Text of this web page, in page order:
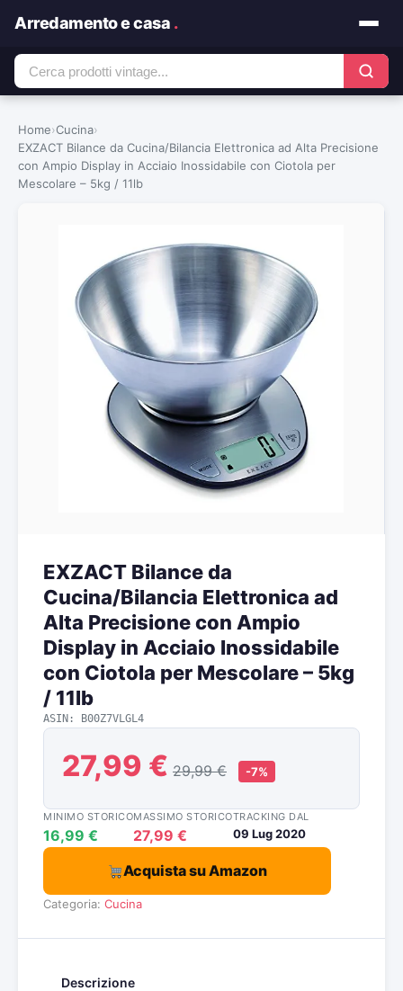
Arredamento e casa .
Home›Cucina›
EXZACT Bilance da Cucina/Bilancia Elettronica ad Alta Precisione
con Ampio Display in Acciaio Inossidabile con Ciotola per
Mescolare – 5kg / 11lb
EXZACT Bilance da
Cucina/Bilancia Elettronica ad
Alta Precisione con Ampio
Display in Acciaio Inossidabile
con Ciotola per Mescolare – 5kg
/ 11lb
ASIN: B00Z7VLGL4
27,99 € 29,99 € -7%
MINIMO STORICO
16,99 €
MASSIMO STORICO
27,99 €
TRACKING DAL
09 Lug 2020
Acquista su Amazon
Categoria: Cucina
Descrizione